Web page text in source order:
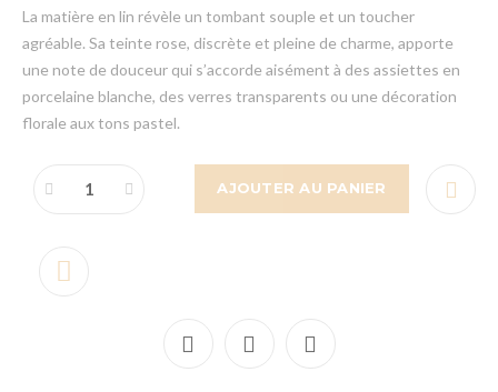
La matière en lin révèle un tombant souple et un toucher
agréable. Sa teinte rose, discrète et pleine de charme, apporte
une note de douceur qui s’accorde aisément à des assiettes en
porcelaine blanche, des verres transparents ou une décoration
florale aux tons pastel.
AJOUTER AU PANIER